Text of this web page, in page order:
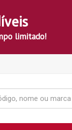
limitado!